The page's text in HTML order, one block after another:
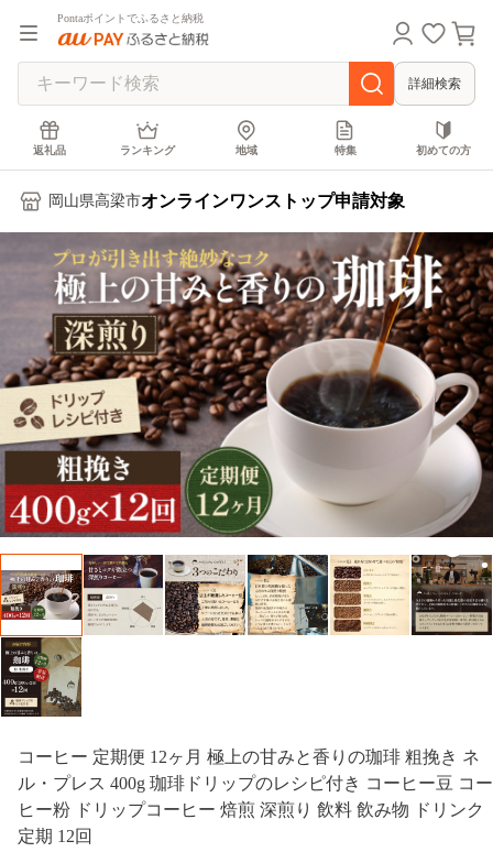
Pontaポイントでふるさと納税
詳細検索
返礼品 ランキング 地域 特集 初めての方
岡山県高梁市オンラインワンストップ申請対象
コーヒー 定期便 12ヶ月 極上の甘みと香りの珈琲 粗挽き ネ
ル・プレス 400g 珈琲ドリップのレシピ付き コーヒー豆 コー
ヒー粉 ドリップコーヒー 焙煎 深煎り 飲料 飲み物 ドリンク
定期 12回